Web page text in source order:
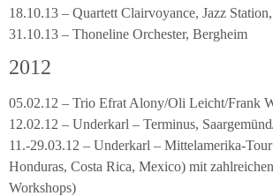
18.10.13 – Quartett Clairvoyance, Jazz
31.10.13 – Thoneline Orchester, Bergheim
2012
05.02.12 – Trio Efrat Alony/Oli Leicht/Frank
12.02.12 – Underkarl – Terminus,
11.-29.03.12 – Underkarl – Mittelamerika-
Honduras, Costa Rica, Mexico) mit
Workshops)